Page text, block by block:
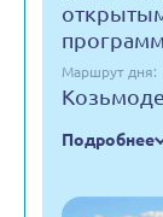
Маршрут дня:
Подробнее